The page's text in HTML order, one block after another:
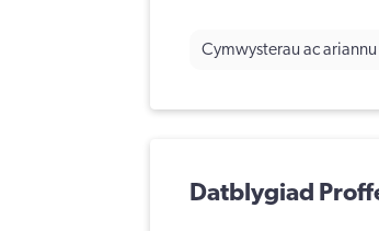
Cymwysterau ac ariannu
Datblygiad